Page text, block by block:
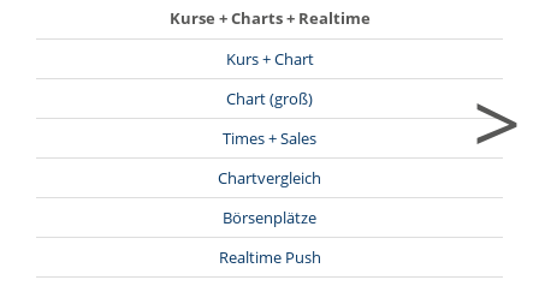
Kurse + Charts + Realtime
Kurs + Chart
Chart (groß)
Times + Sales
Chartvergleich
Börsenplätze
Realtime Push
>